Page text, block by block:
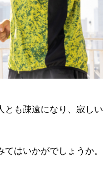
とも疎遠になり、寂しい
はいかがでしょうか。